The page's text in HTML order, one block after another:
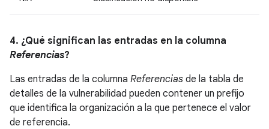
4. ¿Qué significan las entradas en la columna
Referencias?
Las entradas de la columna Referencias de la tabla de
detalles de la vulnerabilidad pueden contener un prefijo
que identifica la organización a la que pertenece el valor
de referencia.